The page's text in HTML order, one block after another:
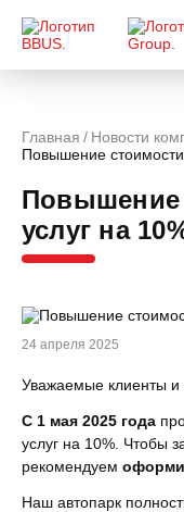
Главная
Новости
Повышение
Повышение
услуг на
24 апреля 2025
Уважаемые клиенты и
С 1 мая 2025 года
услуг на 10%. Чтобы
рекомендуем
Наш автопарк